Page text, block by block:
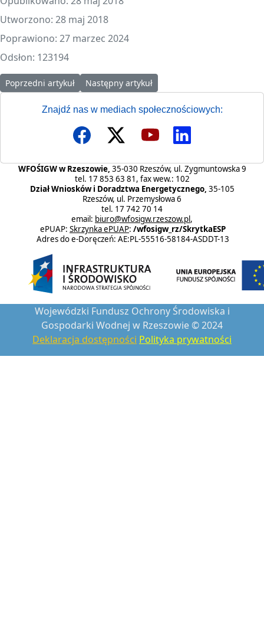
Utworzono: 28 maj 2018
Poprawiono: 27 marzec 2024
Odsłon: 123194
Poprzedni artykuł: Zasady udzielania pożyczek płatniczych w
Poprzedni artykuł Następny artykuł: Przedsięwzięcia
Następny artykuł
Znajdź nas w mediach społecznościowych:
WFOŚIGW w Rzeszowie, 35-030 Rzeszów, ul. Zygmuntowska 9
tel. 17 853 63 81, fax wew.: 102
Dział Wniosków i Doradztwa Energetycznego, 35-105
Rzeszów, ul. Przemysłowa 6
tel. 17 742 70 14
email: biuro@wfosigw.rzeszow.pl,
ePUAP: Skrzynka ePUAP: /wfosigw_rz/SkrytkaESP
Adres do e-Doręczeń: AE:PL-55516-58184-ASDDT-13
Wojewódzki Fundusz Ochrony Środowiska i
Gospodarki Wodnej w Rzeszowie © 2024
Deklaracja dostępności Polityka prywatności